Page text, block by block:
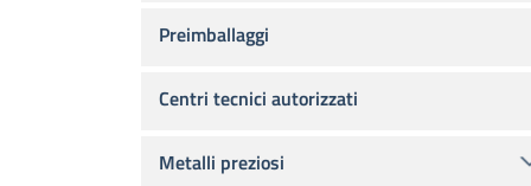
Preimballaggi
Centri tecnici autorizzati
Metalli preziosi